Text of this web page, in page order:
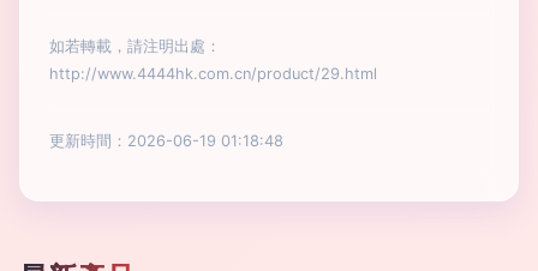
如若轉載，請注明出處：
http://www.4444hk.com.cn/product/29.html
更新時間：2026-06-19 01:18:48